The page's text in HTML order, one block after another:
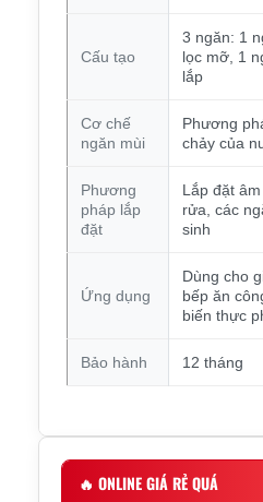
Cấu tạo
3 ngăn: 1
lọc mỡ, 1
lắp
Cơ chế
ngăn mùi
Phương
chảy của
Phương
pháp lắp
đặt
Lắp đặt
rửa, các
sinh
Ứng dụng
Dùng cho
bếp ăn
biến thực
Bảo hành 12 tháng
🔥 ONLINE GIÁ RẺ QUÁ